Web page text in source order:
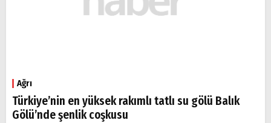
Ağrı
Türkiye’nin en yüksek rakımlı tatlı su gölü Balık
Gölü’nde şenlik coşkusu